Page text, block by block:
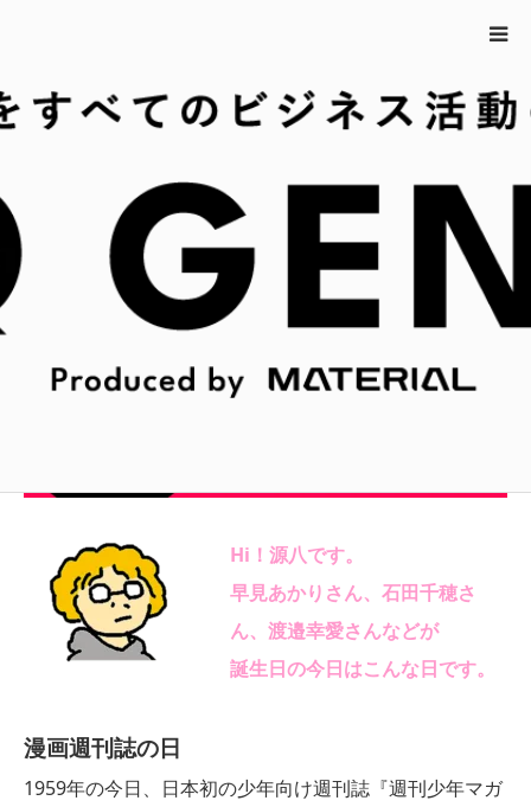
ホーム 3月17日の今日は何の日？
3月17日の今日は何の日？
Hi！源八です。
早見あかりさん、石田千穂さ
ん、渡邉幸愛さんなどが
誕生日の今日はこんな日です。
漫画週刊誌の日
1959年の今日、日本初の少年向け週刊誌『週刊少年マガ